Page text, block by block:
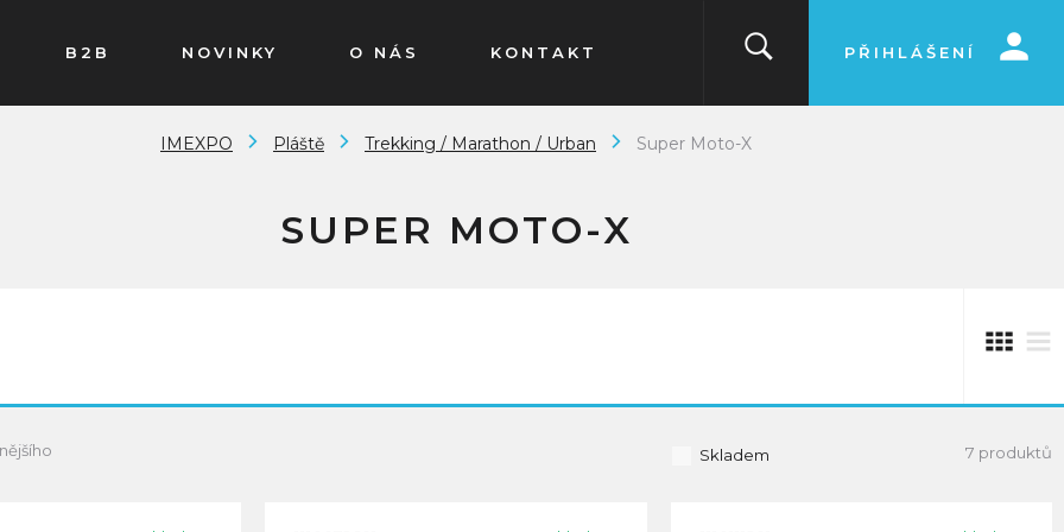
B2B NOVINKY O NÁS KONTAKT PŘIHLÁŠENÍ
IMEXPO Pláště Trekking / Marathon / Urban Super Moto-X
SUPER MOTO-X
Skladem 7 produktů